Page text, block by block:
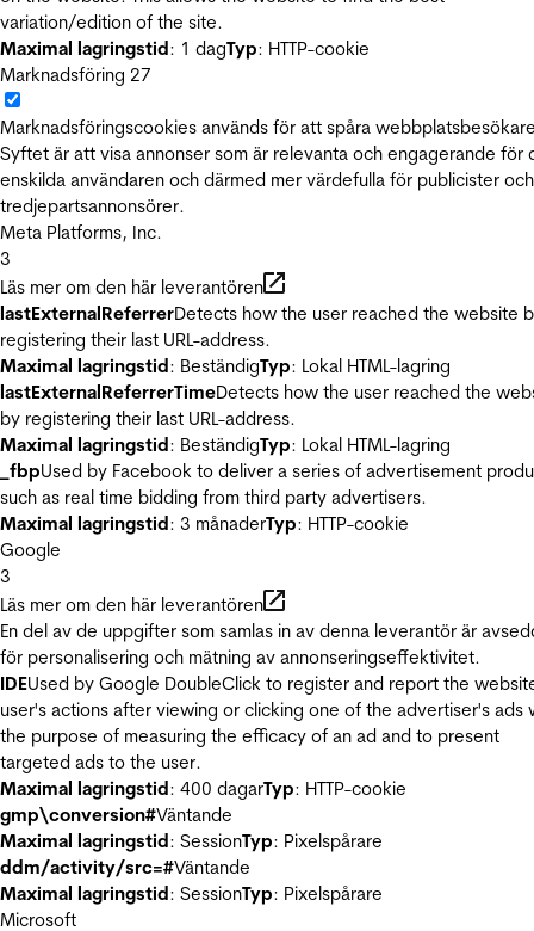
variation/edition of the site.
Maximal lagringstid: 1 dagTyp: HTTP-cookie
Marknadsföring 27
Marknadsföringscookies används för att spåra
Syftet är att visa annonser som är relevanta och engagerande för
enskilda användaren och därmed mer värdefulla för publicister och
tredjepartsannonsörer.
Meta Platforms, Inc.
3
Läs mer om den här leverantören
lastExternalReferrerDetects how the user reached the website
registering their last URL-address.
Maximal lagringstid: BeständigTyp: Lokal HTML-lagring
lastExternalReferrerTimeDetects how the user reached the
by registering their last URL-address.
Maximal lagringstid: BeständigTyp: Lokal HTML-lagring
_fbpUsed by Facebook to deliver a series of advertisement
such as real time bidding from third party advertisers.
Maximal lagringstid: 3 månaderTyp: HTTP-cookie
Google
3
Läs mer om den här leverantören
En del av de uppgifter som samlas in av denna leverantör är
för personalisering och mätning av annonseringseffektivitet.
IDEUsed by Google DoubleClick to register and report the
user's actions after viewing or clicking one of the advertiser's ads
the purpose of measuring the efficacy of an ad and to present
targeted ads to the user.
Maximal lagringstid: 400 dagarTyp: HTTP-cookie
gmp\conversion#Väntande
Maximal lagringstid: SessionTyp: Pixelspårare
ddm/activity/src=#Väntande
Maximal lagringstid: SessionTyp: Pixelspårare
Microsoft